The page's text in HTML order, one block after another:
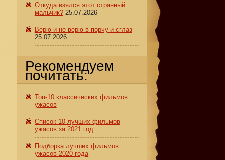
Откуда взялся этот странный
мальчик? 25.07.2026
Верю и не верю в порчу и сглаз
25.07.2026
Рекомендуем
почитать:
Топ-10 классических фильмов
ужасов
Список 10 лучших фильмов
ужасов за 2021 год
Подборка лучших фильмов
ужасов 2020 года